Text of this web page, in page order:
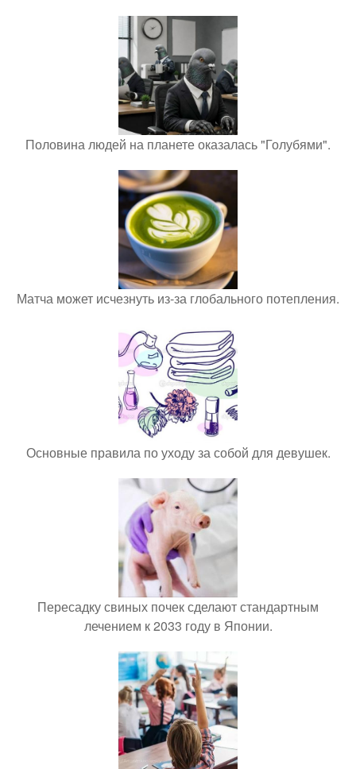
Половина людей на планете оказалась "Голубями".
Матча может исчезнуть из-за глобального потепления.
Основные правила по уходу за собой для девушек.
Пересадку свиных почек сделают стандартным
лечением к 2033 году в Японии.